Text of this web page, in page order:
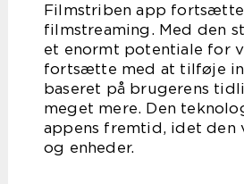
Filmstriben app
filmstreaming. Med den
et enormt potentiale for
fortsætte med at tilføje
baseret på brugerens
meget mere. Den
appens fremtid, idet
og enheder.